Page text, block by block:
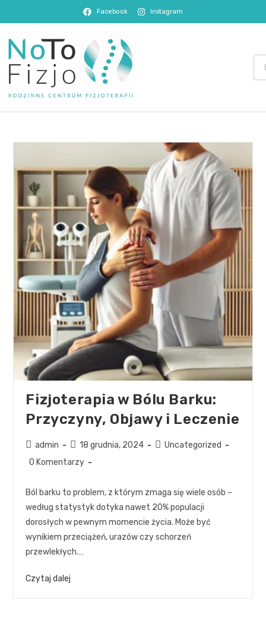
Facebook Instagram
Fizjoterapia w Bólu Barku:
Przyczyny, Objawy i Leczenie
admin 18 grudnia, 2024
Uncategorized
0 Komentarzy
Ból barku to problem, z którym zmaga się wiele osób –
według statystyk dotyka nawet 20% populacji
dorosłych w pewnym momencie życia. Może być
wynikiem przeciążeń, urazów czy schorzeń
przewlekłych.…
Czytaj dalej